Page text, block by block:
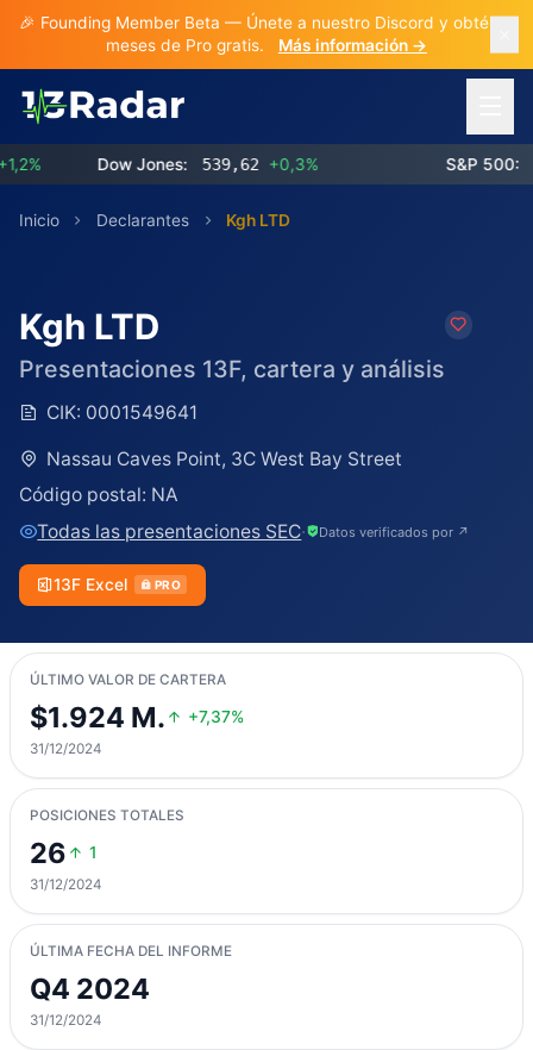
🎉 Founding Member Beta — Únete a nuestro Discord y obtén 3
meses de Pro gratis.
Más información →
Dow Jones: 539,62 +0,3% S&P 500:
Inicio Declarantes Kgh LTD
Kgh LTD
Presentaciones 13F, cartera y análisis
CIK: 0001549641
Nassau Caves Point, 3C West Bay Street
Código postal: NA
Todas las presentaciones SEC· Datos verificados por ↗
13F Excel PRO
ÚLTIMO VALOR DE CARTERA
$1.924 M. +7,37%
31/12/2024
POSICIONES TOTALES
26 1
31/12/2024
ÚLTIMA FECHA DEL INFORME
Q4 2024
31/12/2024